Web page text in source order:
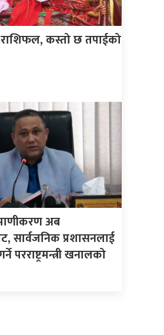
कस्तो छ तपाईको
अब
सार्वजनिक प्रशासनलाई
परराष्ट्रमन्त्री खनालको